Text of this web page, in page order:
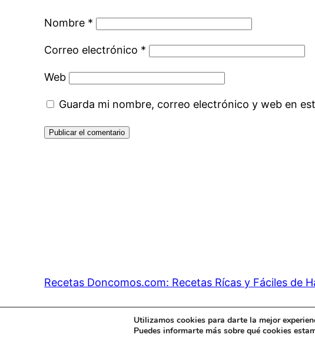
Nombre *
Correo electrónico *
Web
Guarda mi nombre, correo electrónico y web en
Recetas Doncomos.com: Recetas Rícas y Fáciles de
Utilizamos cookies para darte la mejor
Puedes informarte más sobre qué cookies